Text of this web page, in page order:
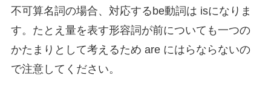
不可算名詞の場合、対応するbe動詞は isになりま
す。たとえ量を表す形容詞が前についても一つの
かたまりとして考えるため are にはらならないの
で注意してください。